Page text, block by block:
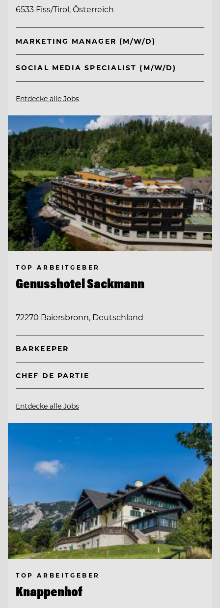
6533 Fiss/Tirol, Österreich
MARKETING MANAGER (M/W/D)
SOCIAL MEDIA SPECIALIST (M/W/D)
Entdecke alle Jobs
TOP ARBEITGEBER
Genusshotel Sackmann
72270 Baiersbronn, Deutschland
BARKEEPER
CHEF DE PARTIE
Entdecke alle Jobs
TOP ARBEITGEBER
Knappenhof